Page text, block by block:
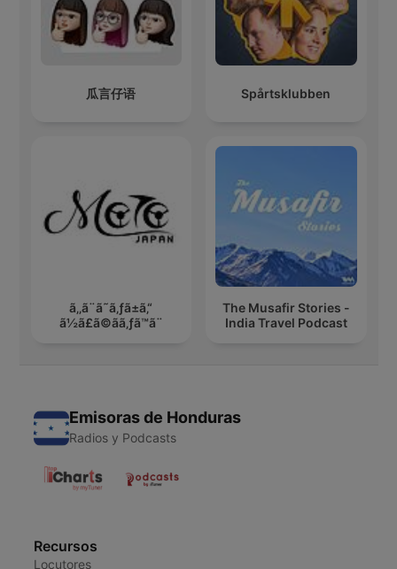
瓜言仔语 Spårtsklubben
ã‚‚ã¨ã˜ã‚ƒã±ã‚“
ã½ã£ã©ãã‚ƒã™ã¨
The Musafir Stories -
India Travel Podcast
Emisoras de Honduras
Radios y Podcasts
Recursos
Locutores